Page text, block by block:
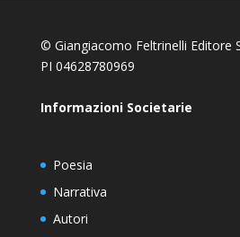
© Giangiacomo Feltrinelli Editore
PI 04628780969
Informazioni Societarie
Poesia
Narrativa
Autori